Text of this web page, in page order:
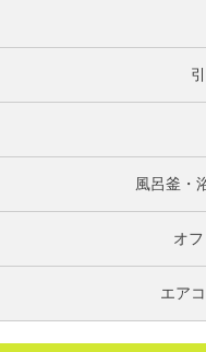
風呂釜・
オ
エア